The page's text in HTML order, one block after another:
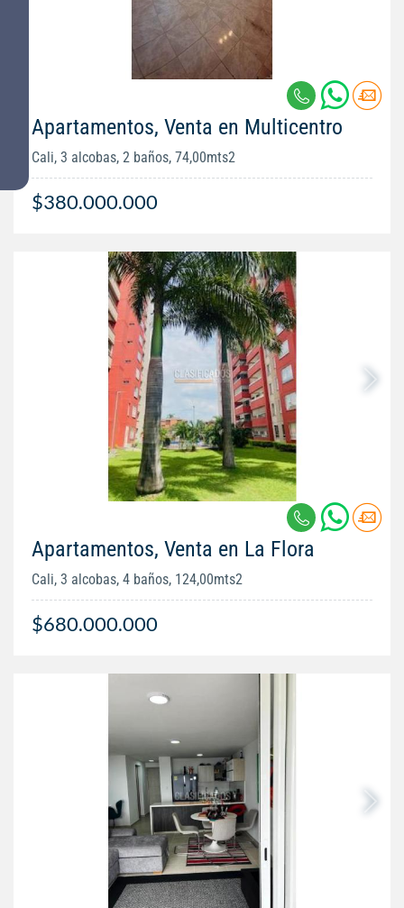
Apartamentos, Venta en Multicentro
Cali, 3 alcobas, 2 baños, 74,00mts2
$380.000.000
Apartamentos, Venta en La Flora
Cali, 3 alcobas, 4 baños, 124,00mts2
$680.000.000